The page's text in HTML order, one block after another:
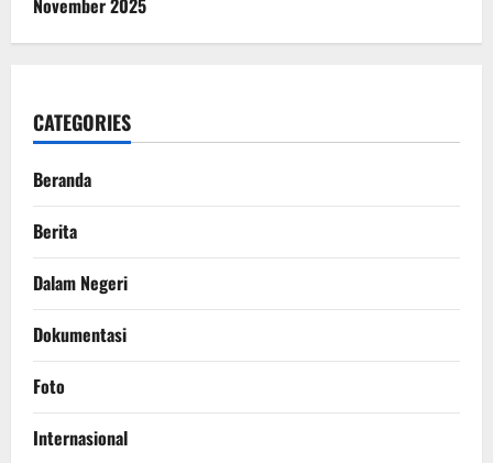
CATEGORIES
Beranda
Berita
Dalam Negeri
Dokumentasi
Foto
Internasional